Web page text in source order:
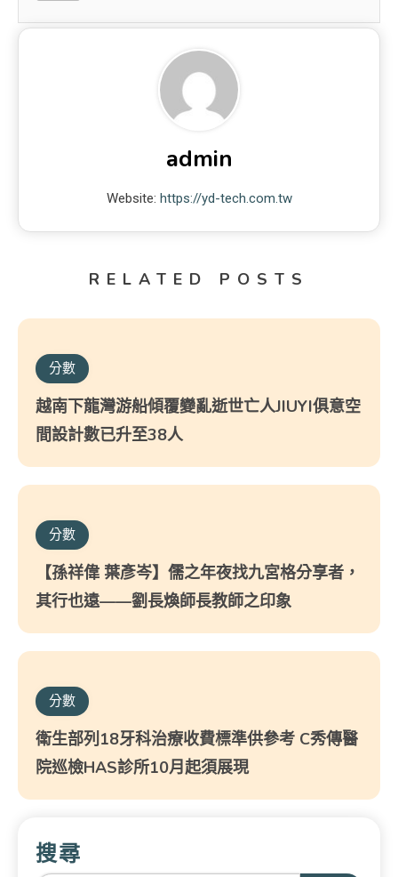
admin
Website: https://yd-tech.com.tw
RELATED POSTS
分數
越南下龍灣游船傾覆變亂逝世亡人JIUYI俱意空
間設計數已升至38人
分數
【孫祥偉 葉彥岑】儒之年夜找九宮格分享者，
其行也遠——劉長煥師長教師之印象
分數
衛生部列18牙科治療收費標準供參考 C秀傳醫
院巡檢HAS診所10月起須展現
搜尋